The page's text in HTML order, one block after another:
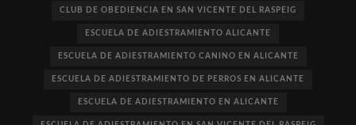
CLUB DE OBEDIENCIA EN SAN VICENTE DEL RASPEIG
ESCUELA DE ADIESTRAMIENTO ALICANTE
ESCUELA DE ADIESTRAMIENTO CANINO EN ALICANTE
ESCUELA DE ADIESTRAMIENTO DE PERROS EN ALICANTE
ESCUELA DE ADIESTRAMIENTO EN ALICANTE